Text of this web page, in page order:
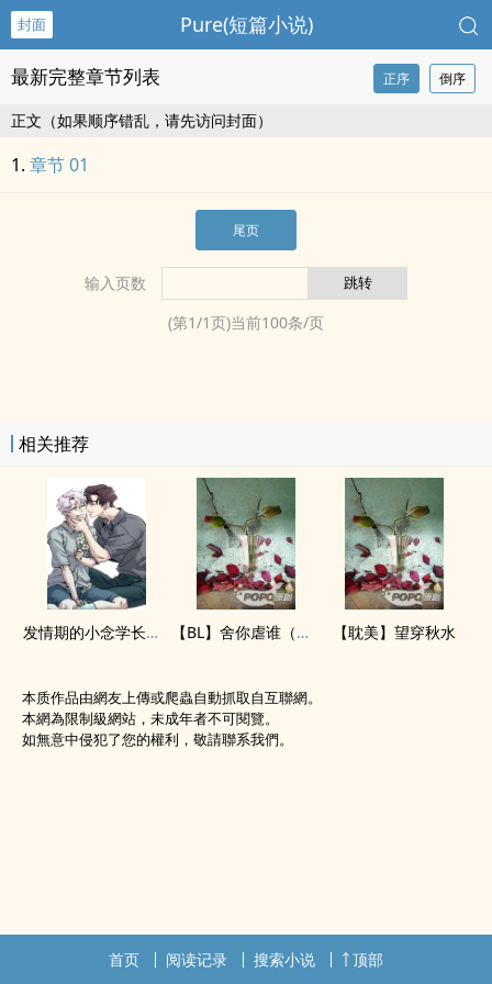
封面 Pure(短篇小说)
最新完整章节列表 正序 倒序
正文（如果顺序错乱，请先访问封面）
章节 01
尾页
输入页数
(第1/1页)当前100条/页
相关推荐
发情期的小念学长怎么这么可爱 【BL】舍你虐谁（骨科/NP） 【耽美】望穿秋水
本质作品由網友上傳或爬蟲自動抓取自互聯網。
本網為限制級網站，未成年者不可閱覽。
如無意中侵犯了您的權利，敬請聯系我們。
首页 阅读记录 搜索小说 顶部